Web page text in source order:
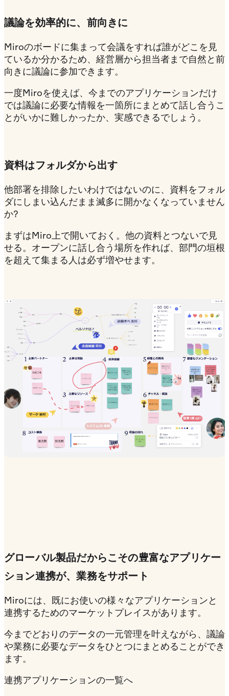
議論を効率的に、前向きに
Miroのボードに集まって会議をすれば誰がどこを見
ているか分かるため、経営層から担当者まで自然と前
向きに議論に参加できます。
一度Miroを使えば、今までのアプリケーションだけ
では議論に必要な情報を一箇所にまとめて話し合うこ
とがいかに難しかったか、実感できるでしょう。
資料はフォルダから出す
他部署を排除したいわけではないのに、資料をフォル
ダにしまい込んだまま滅多に開かなくなっていません
か?
まずはMiro上で開いておく。他の資料とつないで見
せる。オープンに話し合う場所を作れば、部門の垣根
を超えて集まる人は必ず増やせます。
グローバル製品だからこその豊富なアプリケー
ション連携が、業務をサポート
Miroには、既にお使いの様々なアプリケーションと
連携するためのマーケットプレイスがあります。
今までどおりのデータの一元管理を叶えながら、議論
や業務に必要なデータをひとつにまとめることができ
ます。
連携アプリケーションの一覧へ